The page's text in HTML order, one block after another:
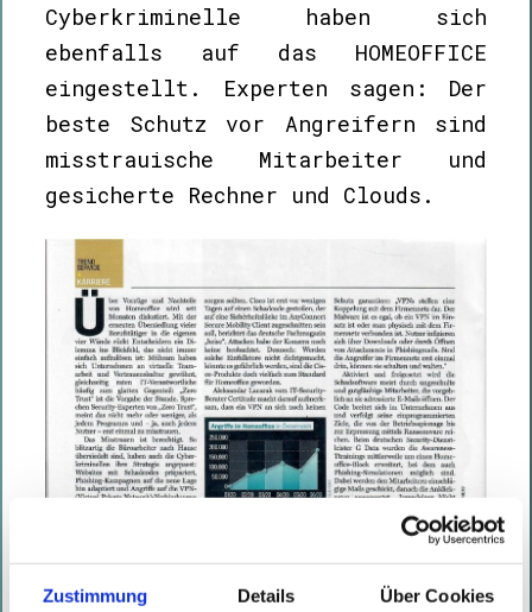
Zustimmung Details Über Cookies
Cyberkriminelle haben sich
ebenfalls auf das HOMEOFFICE
eingestellt. Experten sagen: Der
beste Schutz vor Angreifern sind
misstrauische Mitarbeiter und
gesicherte Rechner und Clouds.